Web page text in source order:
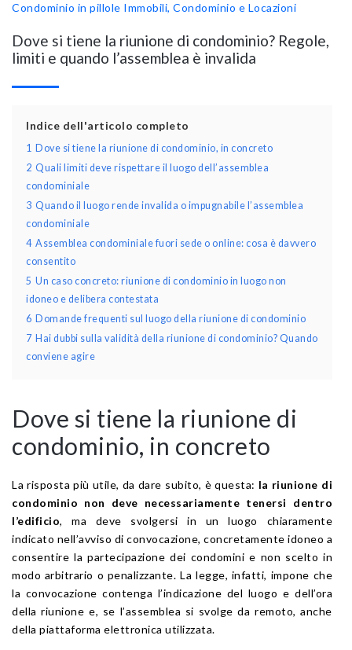
Condominio in pillole Immobili, Condominio e Locazioni
Dove si tiene la riunione di condominio? Regole,
limiti e quando l’assemblea è invalida
Indice dell'articolo completo
1
Dove si tiene la riunione di condominio, in concreto
2 Quali limiti deve rispettare il luogo dell’assemblea
condominiale
3 Quando il luogo rende invalida o impugnabile l’assemblea
condominiale
4 Assemblea condominiale fuori sede o online: cosa è davvero
consentito
5 Un caso concreto: riunione di condominio in luogo non
idoneo e delibera contestata
6 Domande frequenti sul luogo della riunione di condominio
7 Hai dubbi sulla validità della riunione di condominio? Quando
conviene agire
Dove si tiene la riunione di
condominio, in concreto
La risposta più utile, da dare subito, è questa: la riunione di
condominio non deve necessariamente tenersi dentro
l’edificio, ma deve svolgersi in un luogo chiaramente
indicato nell’avviso di convocazione, concretamente idoneo a
consentire la partecipazione dei condomini e non scelto in
modo arbitrario o penalizzante. La legge, infatti, impone che
la convocazione contenga l’indicazione del luogo e dell’ora
della riunione e, se l’assemblea si svolge da remoto, anche
della piattaforma elettronica utilizzata.